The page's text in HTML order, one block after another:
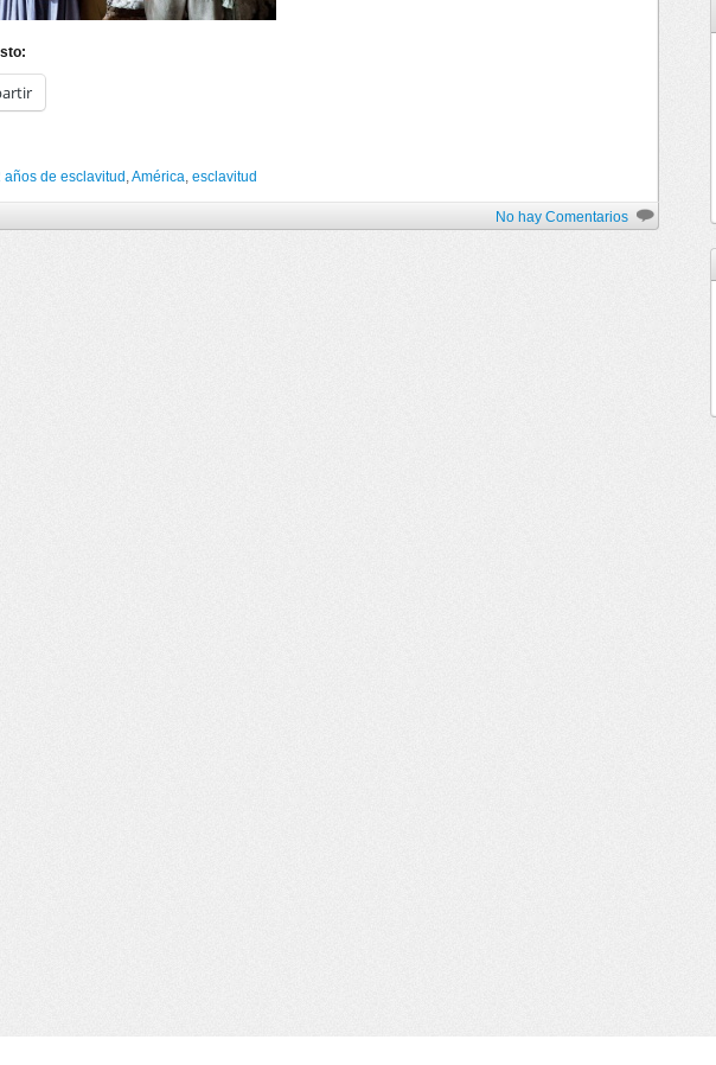
años de esclavitud ,América, esclavitud
No hay Comentarios